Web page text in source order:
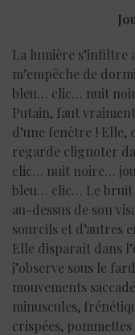
La lumière s’infiltre
m’empêche de
bleu… clic… nuit
Putain, faut
d’une fenêtre ! Elle,
regarde clignoter
clic… nuit noire…
bleu… clic… Le bruit
au-dessus de son
sourcils et
Elle disparaît dans
j’observe sous le
mouvements
minuscules,
crispées,